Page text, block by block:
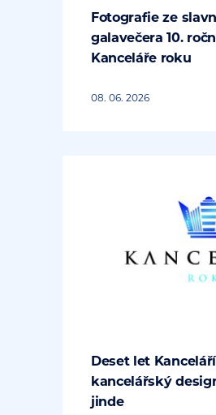
Fotografie ze
galavečera 10.
Kanceláře roku
08. 06. 2026
Deset let
kancelářský
jinde